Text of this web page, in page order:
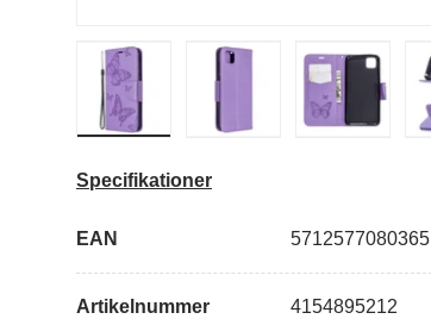
Specifikationer
EAN 5712577080365
Artikelnummer 4154895212